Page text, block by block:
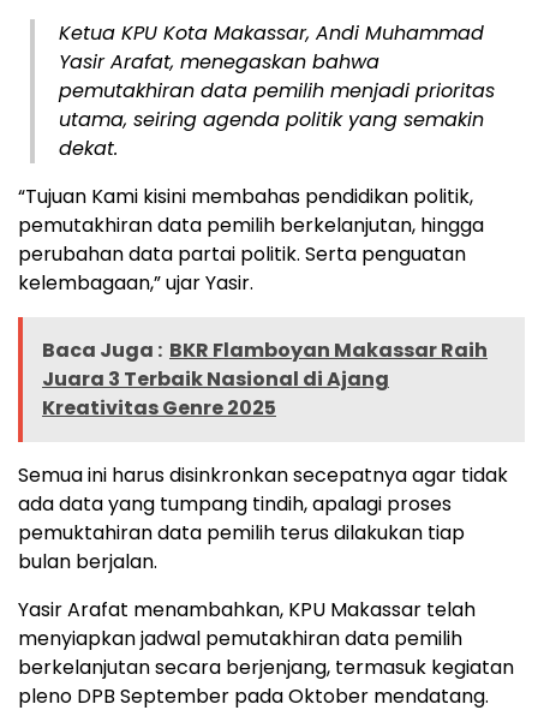
Ketua KPU Kota Makassar, Andi Muhammad
Yasir Arafat, menegaskan bahwa
pemutakhiran data pemilih menjadi prioritas
utama, seiring agenda politik yang semakin
dekat.
“Tujuan Kami kisini membahas pendidikan politik,
pemutakhiran data pemilih berkelanjutan, hingga
perubahan data partai politik. Serta penguatan
kelembagaan,” ujar Yasir.
Baca Juga : BKR Flamboyan Makassar Raih
Juara 3 Terbaik Nasional di Ajang
Kreativitas Genre 2025
Semua ini harus disinkronkan secepatnya agar tidak
ada data yang tumpang tindih, apalagi proses
pemuktahiran data pemilih terus dilakukan tiap
bulan berjalan.
Yasir Arafat menambahkan, KPU Makassar telah
menyiapkan jadwal pemutakhiran data pemilih
berkelanjutan secara berjenjang, termasuk kegiatan
pleno DPB September pada Oktober mendatang.